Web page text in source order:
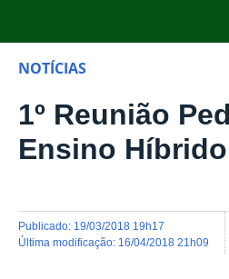
NOTÍCIAS
1º Reunião
Ensino Híbrido
publicado: 19/03/2018 19h17
última modificação: 16/04/2018 21h09